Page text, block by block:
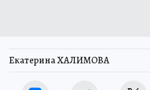
Екатерина ХАЛИМОВА